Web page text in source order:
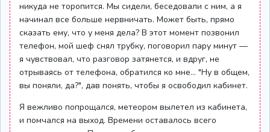
никуда не торопится. Мы сидели, беседовали с ним, а я
начинал все больше нервничать. Может быть, прямо
сказать ему, что у меня дела? В этот момент позвонил
телефон, мой шеф снял трубку, поговорил пару минут —
я чувствовал, что разговор затянется, и вдруг, не
отрываясь от телефона, обратился ко мне... "Ну в общем,
вы поняли, да?", дав понять, чтобы я освободил кабинет.
Я вежливо попрощался, метеором вылетел из кабинета,
и помчался на выход. Времени оставалось всего